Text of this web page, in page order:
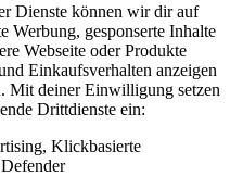
Dienste können wir dir auf
Werbung, gesponserte Inhalte
Webseite oder Produkte
Einkaufsverhalten anzeigen
Mit deiner Einwilligung setzen
Drittdienste ein:
Klickbasierte